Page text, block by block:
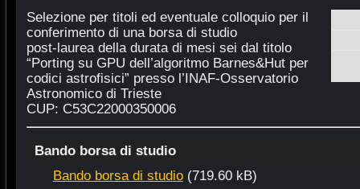
Selezione per titoli ed eventuale colloquio per il
conferimento di una borsa di studio
post-laurea della durata di mesi sei dal titolo
“Porting su GPU dell’algoritmo Barnes&Hut per
codici astrofisici” presso l’INAF-Osservatorio
Astronomico di Trieste
CUP: C53C22000350006
Bando borsa di studio
Bando borsa di studio (719.60 kB)